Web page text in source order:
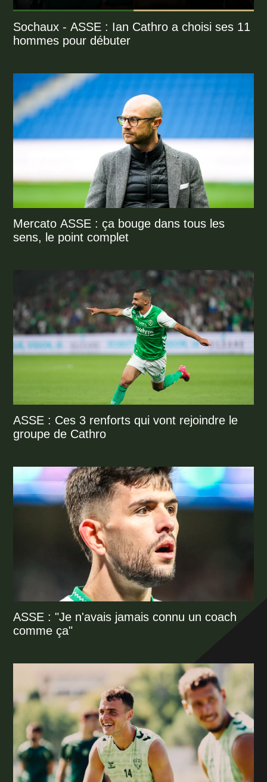
Sochaux - ASSE : Ian Cathro a choisi ses 11
hommes pour débuter
Mercato ASSE : ça bouge dans tous les
sens, le point complet
ASSE : Ces 3 renforts qui vont rejoindre le
groupe de Cathro
ASSE : "Je n'avais jamais connu un coach
comme ça"